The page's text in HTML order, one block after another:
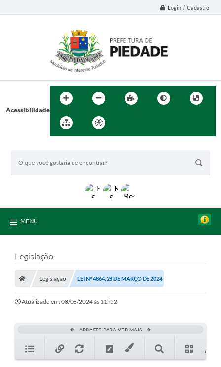
Login / Cadastro
Acessibilidade
MENU
Legislação
Legislação LEI Nº 4864, 28 DE MARÇO DE 2024
Atualizado em: 08/08/2024 às 11h52
ARRASTE PARA VER MAIS